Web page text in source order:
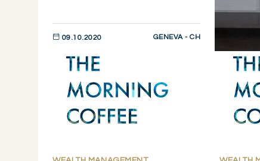
09.10.2020 GENEVA - CH
DESCUBRIR AHORA